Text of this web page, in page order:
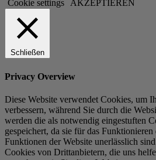
Cookie settings AKZEPTIEREN
Schließen
Privacy Overview
Diese Website verwendet Cookies, um
verbessern, während Sie durch die
werden die als notwendig eingestuften
gespeichert, da sie für das
Funktionen der Website unerlässlich
Cookies von Drittanbietern, die uns